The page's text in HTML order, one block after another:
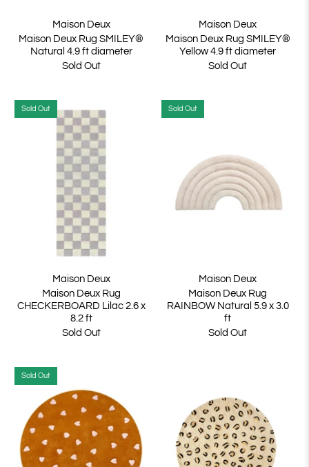
Maison Deux
Maison Deux Rug SMILEY®
Natural 4.9 ft diameter
Sold Out
Maison Deux
Maison Deux Rug SMILEY®
Yellow 4.9 ft diameter
Sold Out
Sold Out
Maison Deux
Maison Deux Rug
CHECKERBOARD Lilac 2.6 x
8.2 ft
Sold Out
Sold Out
Maison Deux
Maison Deux Rug
RAINBOW Natural 5.9 x 3.0
ft
Sold Out
Sold Out